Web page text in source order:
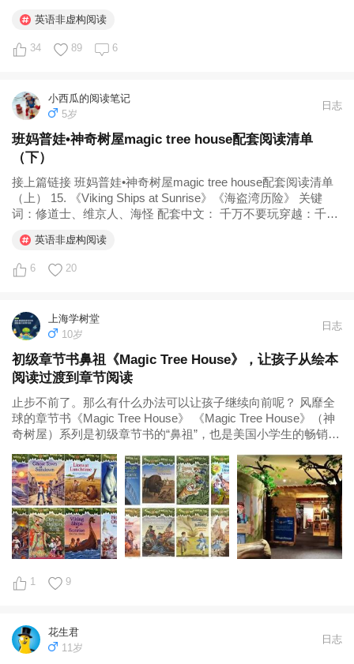
下下搞了半年，发现单纯是对西方玄幻的魔法龙主题没兴趣。
回炉...
英语非虚构阅读
34 89 6
小西瓜的阅读笔记
5岁
日志
班妈普娃•神奇树屋magic tree house配套阅读清单
（下）
接上篇链接 班妈普娃•神奇树屋magic tree house配套阅读清单
（上） 15. 《Viking Ships at Sunrise》《海盗湾历险》 关键
词：修道士、维京人、海怪 配套中文： 千万不要玩穿越：千万
为一名维京探险队员973...
英语非虚构阅读
6 20
上海学树堂
10岁
日志
初级章节书鼻祖《Magic Tree House》，让孩子从绘本
阅读过渡到章节阅读
止步不前了。那么有什么办法可以让孩子继续向前呢？ 风靡全
球的章节书《Magic Tree House》 《Magic Tree House》（神
奇树屋）系列是初级章节书的“鼻祖”，也是美国小学生的畅销读
发行了36种版本，是美国最大出版集团兰登书屋...
1 9
花生君
11岁
日志